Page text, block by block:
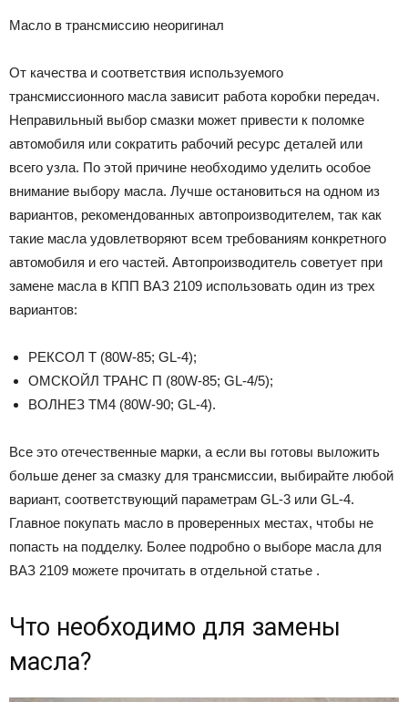
Масло в трансмиссию неоригинал
От качества и соответствия используемого
трансмиссионного масла зависит работа коробки передач.
Неправильный выбор смазки может привести к поломке
автомобиля или сократить рабочий ресурс деталей или
всего узла. По этой причине необходимо уделить особое
внимание выбору масла. Лучше остановиться на одном из
вариантов, рекомендованных автопроизводителем, так как
такие масла удовлетворяют всем требованиям конкретного
автомобиля и его частей. Автопроизводитель советует при
замене масла в КПП ВАЗ 2109 использовать один из трех
вариантов:
РЕКСОЛ Т (80W-85; GL-4);
ОМСКОЙЛ ТРАНС П (80W-85; GL-4/5);
ВОЛНЕЗ ТМ4 (80W-90; GL-4).
Все это отечественные марки, а если вы готовы выложить
больше денег за смазку для трансмиссии, выбирайте любой
вариант, соответствующий параметрам GL-3 или GL-4.
Главное покупать масло в проверенных местах, чтобы не
попасть на подделку. Более подробно о выборе масла для
ВАЗ 2109 можете прочитать в отдельной статье .
Что необходимо для замены
масла?